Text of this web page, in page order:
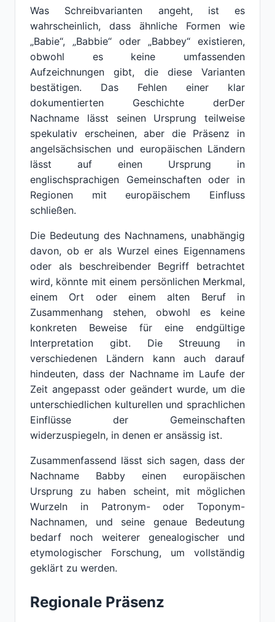
Was Schreibvarianten angeht, ist es
wahrscheinlich, dass ähnliche Formen wie
„Babie“, „Babbie“ oder „Babbey“ existieren,
obwohl es keine umfassenden
Aufzeichnungen gibt, die diese Varianten
bestätigen. Das Fehlen einer klar
dokumentierten Geschichte derDer
Nachname lässt seinen Ursprung teilweise
spekulativ erscheinen, aber die Präsenz in
angelsächsischen und europäischen Ländern
lässt auf einen Ursprung in
englischsprachigen Gemeinschaften oder in
Regionen mit europäischem Einfluss
schließen.
Die Bedeutung des Nachnamens, unabhängig
davon, ob er als Wurzel eines Eigennamens
oder als beschreibender Begriff betrachtet
wird, könnte mit einem persönlichen Merkmal,
einem Ort oder einem alten Beruf in
Zusammenhang stehen, obwohl es keine
konkreten Beweise für eine endgültige
Interpretation gibt. Die Streuung in
verschiedenen Ländern kann auch darauf
hindeuten, dass der Nachname im Laufe der
Zeit angepasst oder geändert wurde, um die
unterschiedlichen kulturellen und sprachlichen
Einflüsse der Gemeinschaften
widerzuspiegeln, in denen er ansässig ist.
Zusammenfassend lässt sich sagen, dass der
Nachname Babby einen europäischen
Ursprung zu haben scheint, mit möglichen
Wurzeln in Patronym- oder Toponym-
Nachnamen, und seine genaue Bedeutung
bedarf noch weiterer genealogischer und
etymologischer Forschung, um vollständig
geklärt zu werden.
Regionale Präsenz